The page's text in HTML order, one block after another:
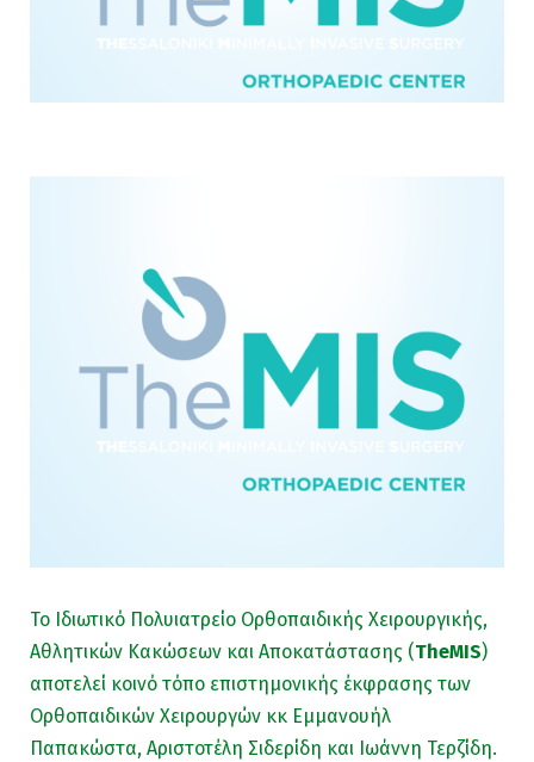
Το Ιδιωτικό Πολυιατρείο Ορθοπαιδικής Χειρουργικής,
Αθλητικών Κακώσεων και Αποκατάστασης (TheMIS)
αποτελεί κοινό τόπο επιστημονικής έκφρασης των
Ορθοπαιδικών Χειρουργών κκ Εμμανουήλ
Παπακώστα, Αριστοτέλη Σιδερίδη και Ιωάννη Τερζίδη.